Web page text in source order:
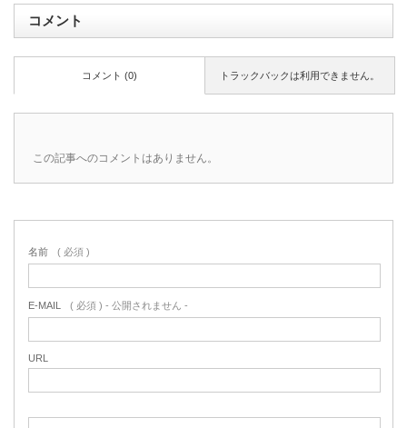
コメント
トラックバックは利用できません。
コメント (0)
この記事へのコメントはありません。
名前 ( 必須 )
E-MAIL ( 必須 ) - 公開されません -
URL